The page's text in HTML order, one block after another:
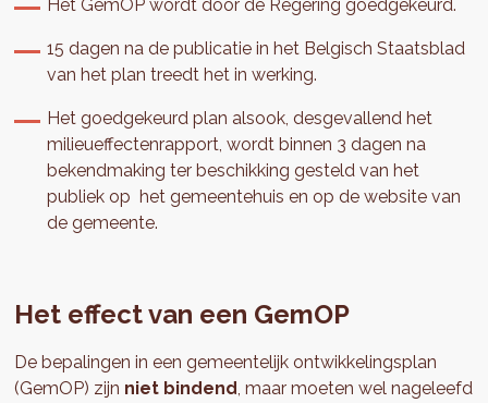
Het GemOP wordt door de Regering goedgekeurd.
15 dagen na de publicatie in het Belgisch Staatsblad
van het plan treedt het in werking.
Het goedgekeurd plan alsook, desgevallend het
milieueffectenrapport, wordt binnen 3 dagen na
bekendmaking ter beschikking gesteld van het
publiek op het gemeentehuis en op de website van
de gemeente.
Het effect van een GemOP
De bepalingen in een gemeentelijk ontwikkelingsplan
(GemOP) zijn niet bindend, maar moeten wel nageleefd